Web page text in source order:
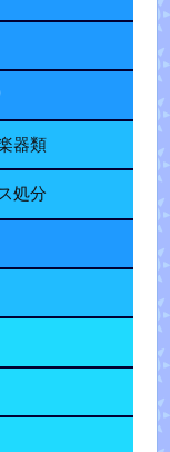
器類
処分